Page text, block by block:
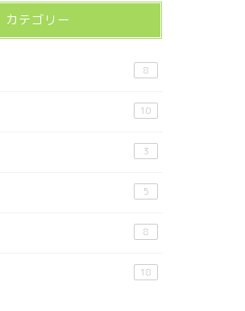
カテゴリー
8
10
3
5
8
18